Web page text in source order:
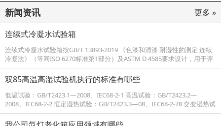
等国家。国内海尔、海信、美的集团、格兰仕、步步高、
TCL、LG、青岛DND、青特汽车、小鸭、美资、厦门钢宇等大
型企业均为我们的客户。质优价廉、服务周到得到用户一致好
新闻资讯
更多 »
连续式冷凝水试验箱
连续式冷凝水试验箱按GB/T 13893-2019 《色漆和清漆 耐湿性的测定 连续
冷凝法》（等同ISO 6270标准第1部分）及ASTM D 4585要求设计，用于评
定涂层、涂料体系及其同类产品在连续冷凝的高湿度环境中的耐湿性...
双85高温高湿试验机执行的标准有哪些
低温试验：GB/T2423.1—2008、IEC68-2-1 高温试验：GB/T2423.2—
2008、IEC68-2-2 恒定湿热试验：GB/T2423.3—08、IEC68-2-78 交变湿热试
验：GB/T2423.4—08、IEC68-2-30 高温试验：GJB15...